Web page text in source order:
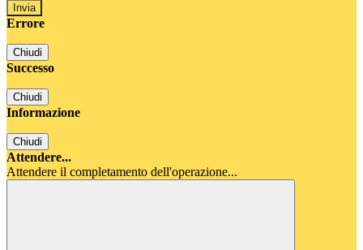
Errore
Chiudi
Successo
Chiudi
Informazione
Chiudi
Attendere...
Attendere il completamento dell'operazione...